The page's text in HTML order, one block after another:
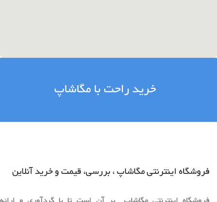
خرید راحت با مگاشاپ
فروشگاه اینترنتی مگاشاپ ، بررسی، قیمت و خرید آنلاین